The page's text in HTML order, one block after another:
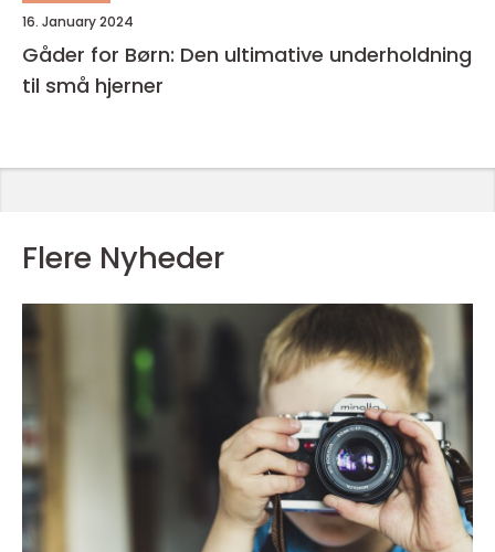
16. January 2024
Gåder for Børn: Den ultimative underholdning
til små hjerner
Flere Nyheder